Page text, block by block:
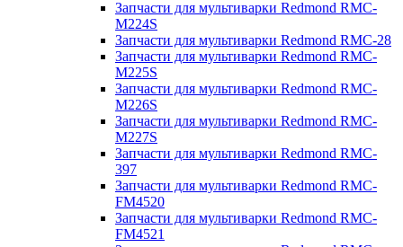
Запчасти для мультиварки Redmond RMC-
M224S
Запчасти для мультиварки Redmond RMC-28
Запчасти для мультиварки Redmond RMC-
M225S
Запчасти для мультиварки Redmond RMC-
M226S
Запчасти для мультиварки Redmond RMC-
M227S
Запчасти для мультиварки Redmond RMC-
397
Запчасти для мультиварки Redmond RMC-
FM4520
Запчасти для мультиварки Redmond RMC-
FM4521